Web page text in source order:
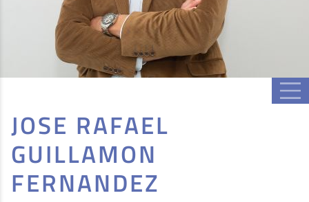
JOSE RAFAEL
GUILLAMON
FERNANDEZ